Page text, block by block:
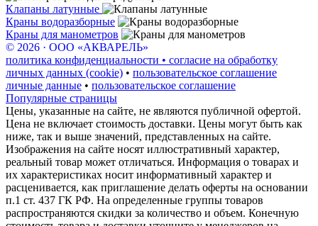
Клапаны латунные
Краны водоразборные
Краны для манометров
© 2026 · ООО «АКВАРЕЛЬ»
политика конфиденциальности • согласие на обработку
личных данных (cookie) • пользовательское соглашение
личные данные • пользовательское соглашение
Популярные страницы
Цены, указанные на сайте, не являются публичной офертой.
Цена не включает стоимость доставки. Цены могут быть как
ниже, так и выше значений, представленных на сайте.
Изображения на сайте носят иллюстративный характер,
реальный товар может отличаться. Информация о товарах и
их характеристиках носит информативный характер и
расценивается, как приглашение делать оферты на основании
п.1 ст. 437 ГК РФ. На определенные группы товаров
распространяются скидки за количество и объем. Конечную